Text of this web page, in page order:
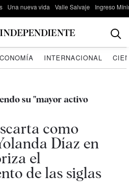
Una nueva vida Valle Salvaje Ingreso
INTERNACIONAL
su "mayor activo
como
Díaz en
el
de las siglas